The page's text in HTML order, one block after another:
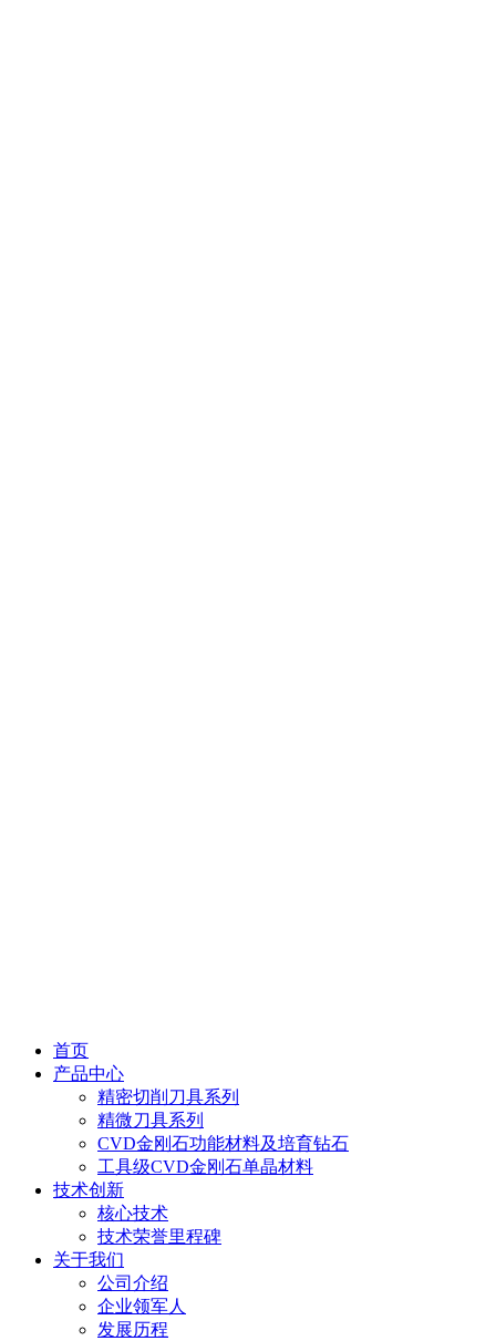
首页
产品中心
精密切削刀具系列
精微刀具系列
CVD金刚石功能材料及培育钻石
工具级CVD金刚石单晶材料
技术创新
核心技术
技术荣誉里程碑
关于我们
公司介绍
企业领军人
发展历程